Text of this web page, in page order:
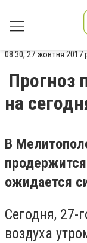
08:30, 27 жовтня 2017
Прогноз
на
В
ожидается
Сегодня, 27-
воздуха